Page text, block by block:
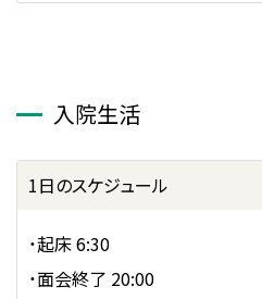
入院生活
1日のスケジュール
・起床 6:30
・面会終了 20:00